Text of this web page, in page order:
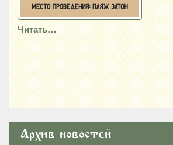
Читать…
Архив новостей